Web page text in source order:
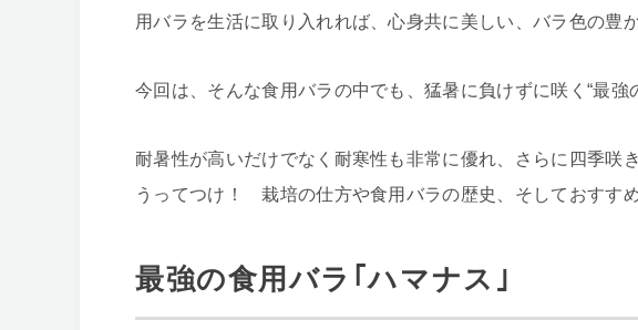
用バラを生活に取り入れれば、心身共に美しい、バラ色の豊
今回は、そんな食用バラの中でも、猛暑に負けずに咲く“最強
耐暑性が高いだけでなく耐寒性も非常に優れ、さらに四季咲
うってつけ！ 栽培の仕方や食用バラの歴史、そしておすす
最強の食用バラ｢ハマナス｣